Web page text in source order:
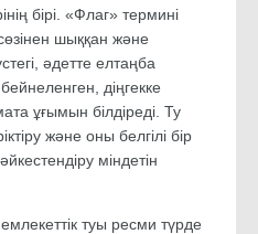
бірі. «Флаг» термині
шыққан және
әдетте елтаңба
діңгекке
ұғымын білдіреді. Ту
және оны белгілі бір
міндетін
туы ресми түрде